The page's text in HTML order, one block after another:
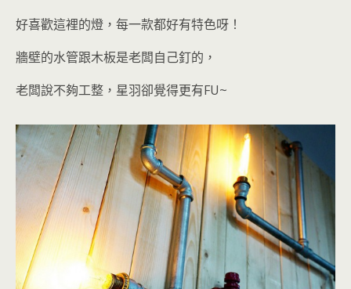
好喜歡這裡的燈，每一款都好有特色呀！
牆壁的水管跟木板是老闆自己釘的，
老闆說不夠工整，星羽卻覺得更有FU~